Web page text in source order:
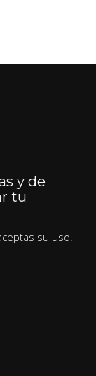
y de
tu
su uso.